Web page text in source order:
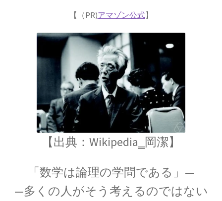
Ａ＝マリ・アンペール
【電流の仕組みを分かり易く実験で説明】
17世紀生まれの
物理学者のまとめ
18世紀生まれの
物理学者のまとめ
【（PR)アマゾン公式】
【出典：Wikipedia‗ 岡潔】
「数学は論理の学問である」—
—多くの人がそう考えるのではない